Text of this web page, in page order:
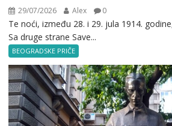
29/07/2026 Alex 0
Te noći, između 28. i 29. jula 1914.
Sa druge strane Save...
BEOGRADSKE PRIČE